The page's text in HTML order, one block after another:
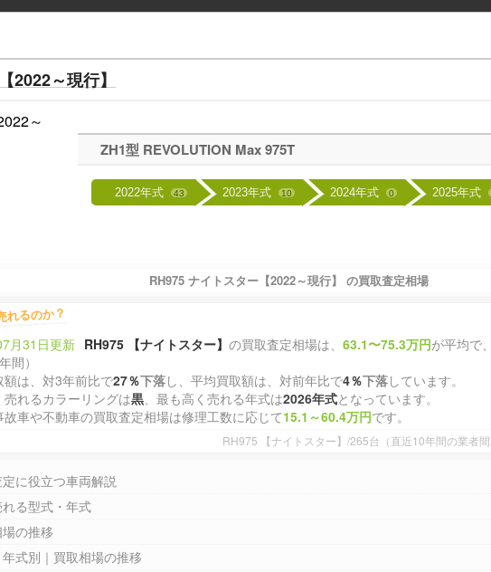
2022～現行】
ZH1型 REVOLUTION Max 975T
2022年式 43 2023年式 10 2024年式 0 2025年式
RH975 ナイトスター【2022～現行】 の買取査定相場
れるのか？
月31日更新 RH975 【ナイトスター】の買取査定相場は、63.1〜75.3万円が平均で
間）
額は、対3年前比で27％下落し、平均買取額は、対前年比で4％下落しています。
売れるカラーリングは黒、最も高く売れる年式は2026年式となっています。
故車や不動車の買取査定相場は修理工数に応じて15.1～60.4万円です。
RH975 【ナイトスター】/265台（直近10年間の業者
に役立つ車両解説
る型式・年式
の推移
式別｜買取相場の推移